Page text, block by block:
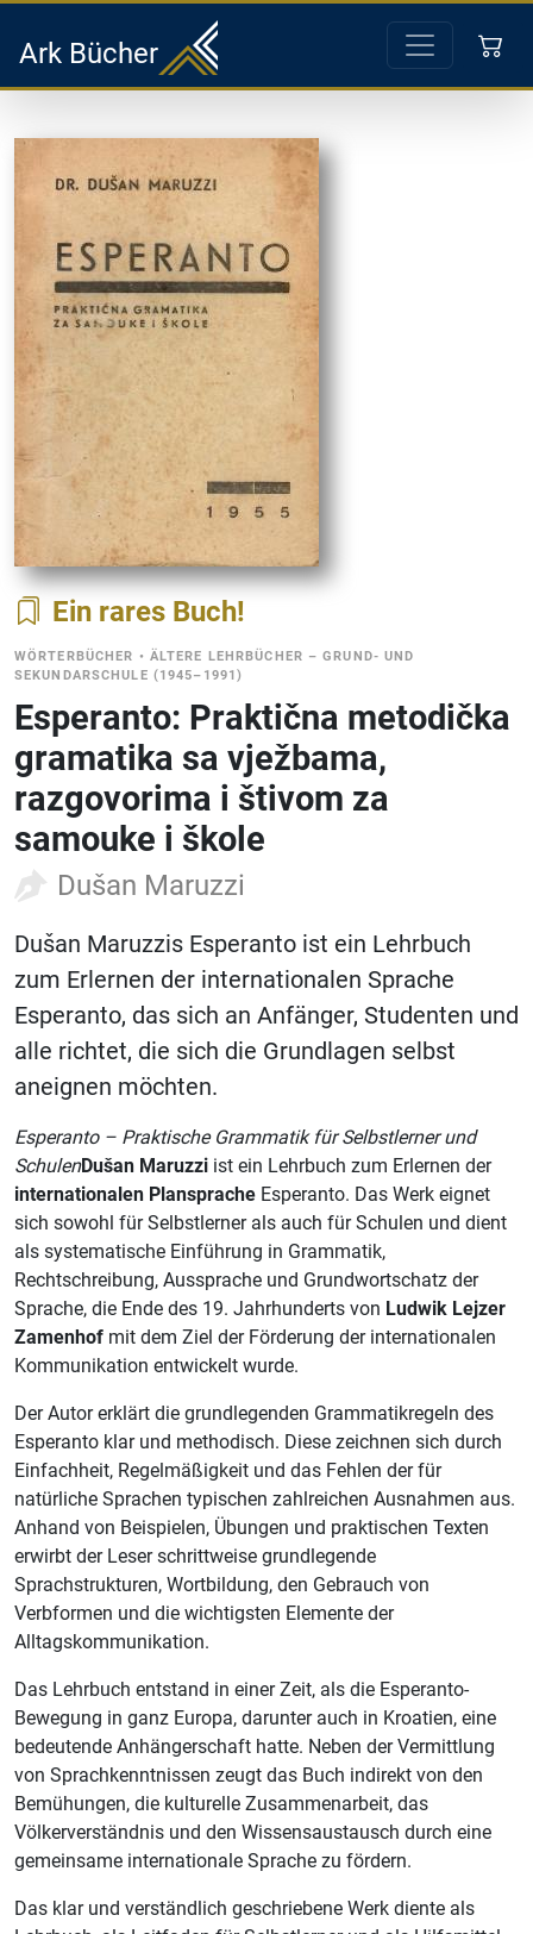
Ark Bücher
Ein rares Buch
WÖRTERBÜCHER • ÄLTERE LEHRBÜCHER – GRUND- UND
SEKUNDARSCHULE (1945–1991)
Esperanto: Praktična metodička
gramatika sa vježbama,
razgovorima i štivom za
samouke i škole
Dušan Maruzzi
Dušan Maruzzis Esperanto ist ein Lehrbuch
zum Erlernen der internationalen Sprache
Esperanto, das sich an Anfänger, Studenten und
alle richtet, die sich die Grundlagen selbst
aneignen möchten.
Esperanto – Praktische Grammatik für Selbstlerner und
SchulenDušan Maruzzi ist ein Lehrbuch zum Erlernen der
internationalen Plansprache Esperanto. Das Werk eignet
sich sowohl für Selbstlerner als auch für Schulen und dient
als systematische Einführung in Grammatik,
Rechtschreibung, Aussprache und Grundwortschatz der
Sprache, die Ende des 19. Jahrhunderts von Ludwik Lejzer
Zamenhof mit dem Ziel der Förderung der internationalen
Kommunikation entwickelt wurde.
Der Autor erklärt die grundlegenden Grammatikregeln des
Esperanto klar und methodisch. Diese zeichnen sich durch
Einfachheit, Regelmäßigkeit und das Fehlen der für
natürliche Sprachen typischen zahlreichen Ausnahmen aus.
Anhand von Beispielen, Übungen und praktischen Texten
erwirbt der Leser schrittweise grundlegende
Sprachstrukturen, Wortbildung, den Gebrauch von
Verbformen und die wichtigsten Elemente der
Alltagskommunikation.
Das Lehrbuch entstand in einer Zeit, als die Esperanto-
Bewegung in ganz Europa, darunter auch in Kroatien, eine
bedeutende Anhängerschaft hatte. Neben der Vermittlung
von Sprachkenntnissen zeugt das Buch indirekt von den
Bemühungen, die kulturelle Zusammenarbeit, das
Völkerverständnis und den Wissensaustausch durch eine
gemeinsame internationale Sprache zu fördern.
Das klar und verständlich geschriebene Werk diente als